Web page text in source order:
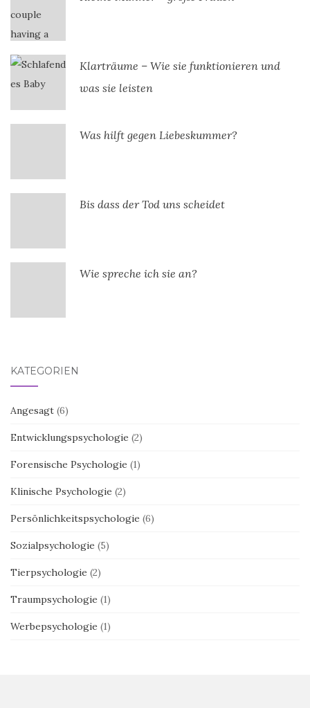
Klarträume – Wie sie funktionieren und
was sie leisten
Was hilft gegen Liebeskummer?
Bis dass der Tod uns scheidet
Wie spreche ich sie an?
KATEGORIEN
Angesagt (6)
Entwicklungspsychologie (2)
Forensische Psychologie (1)
Klinische Psychologie (2)
Persönlichkeitspsychologie (6)
Sozialpsychologie (5)
Tierpsychologie (2)
Traumpsychologie (1)
Werbepsychologie (1)